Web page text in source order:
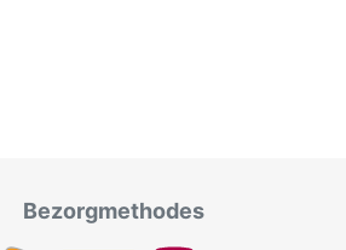
Bezorgmethodes